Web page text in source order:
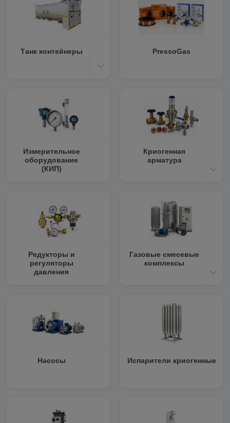
Танк контейнеры PressoGas
Измерительное
оборудование
(КИП)
Криогенная
арматура
Редукторы и
регуляторы
давления
Газовые смесевые
комплексы
Насосы Испарители криогенные